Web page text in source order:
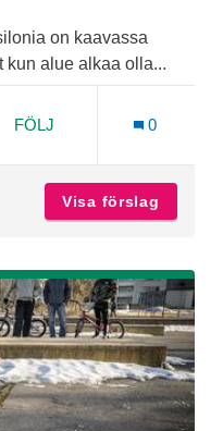
on kaavassa
kun alue alkaa olla...
22 FÖLJARE
FÖLJ
0
Visa förslag